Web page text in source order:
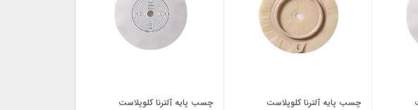
چسب پایه آلترنا کلوپلاست
چسب پایه آلترنا کلوپلاست